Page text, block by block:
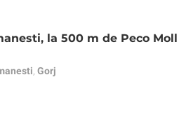
la 500 m de Peco Moll
Gorj